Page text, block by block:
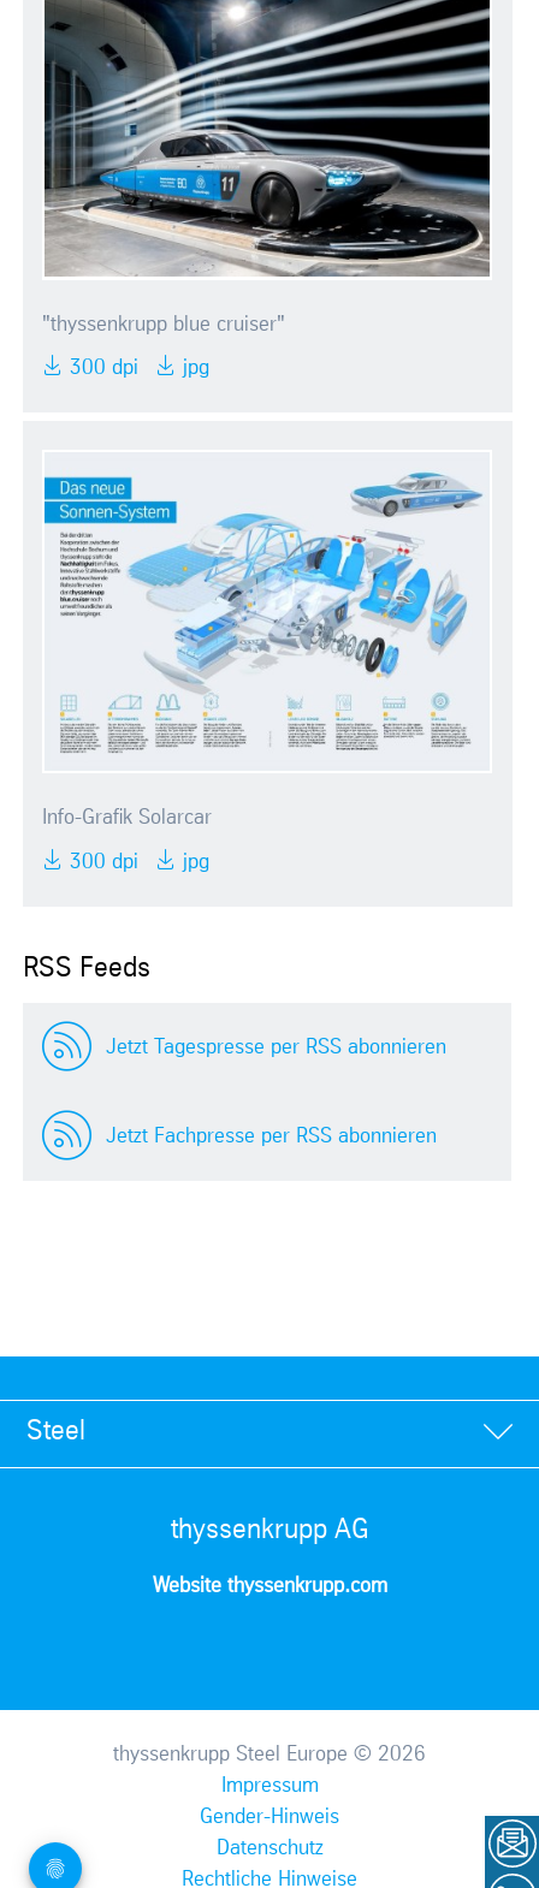
"thyssenkrupp blue cruiser"
300 dpi jpg
Info-Grafik Solarcar
300 dpi jpg
RSS Feeds
Jetzt Tagespresse per RSS abonnieren
Jetzt Fachpresse per RSS abonnieren
Steel
thyssenkrupp AG
Website thyssenkrupp.com
thyssenkrupp Steel Europe © 2026
Impressum
Gender-Hinweis
Datenschutz
Rechtliche Hinweise